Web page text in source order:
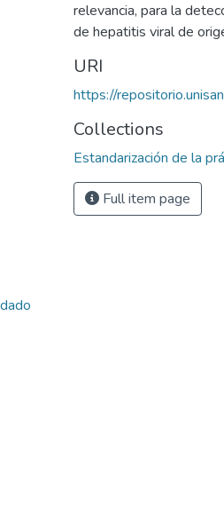
relevancia, para la
de hepatitis viral de
URI
https://
Collections
Estandarización de la
Full item page